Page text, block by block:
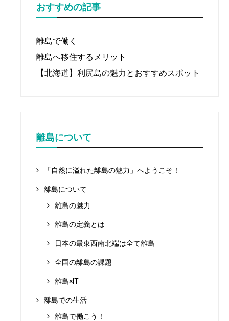
おすすめの記事
離島で働く
離島へ移住するメリット
【北海道】利尻島の魅力とおすすめスポット
離島について
「自然に溢れた離島の魅力」へようこそ！
離島について
離島の魅力
離島の定義とは
日本の最東西南北端は全て離島
全国の離島の課題
離島×IT
離島での生活
離島で働こう！